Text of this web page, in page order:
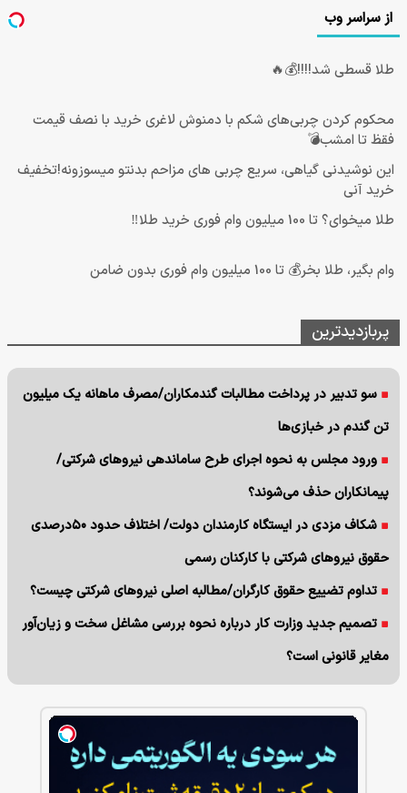
از سراسر وب
طلا قسطی شد!!!!💰🔥
محکوم کردن چربی‌های شکم با دمنوش لاغری خرید با نصف قیمت
فقظ تا امشب💣
این نوشیدنی گیاهی، سریع چربی های مزاحم بدنتو میسوزونه!تخفیف
خرید آنی
طلا میخوای؟ تا 100 میلیون وام فوری خرید طلا‼️
وام بگیر، طلا بخر💰 تا 100 میلیون وام فوری بدون ضامن
پربازدیدترین
سو تدبیر در پرداخت مطالبات گندمکاران/مصرف ماهانه یک میلیون
تن گندم در خبازی‌ها
ورود مجلس به نحوه اجرای طرح ساماندهی نیروهای شرکتی/
پیمانکاران حذف می‌شوند؟
شکاف مزدی در ایستگاه کارمندان دولت/ اختلاف حدود ۵۰درصدی
حقوق نیروهای شرکتی با کارکنان رسمی
تداوم تضییع حقوق کارگران/مطالبه اصلی نیروهای شرکتی چیست؟
تصمیم جدید وزارت کار درباره نحوه بررسی مشاغل سخت و زیان‌آور
مغایر قانونی است؟